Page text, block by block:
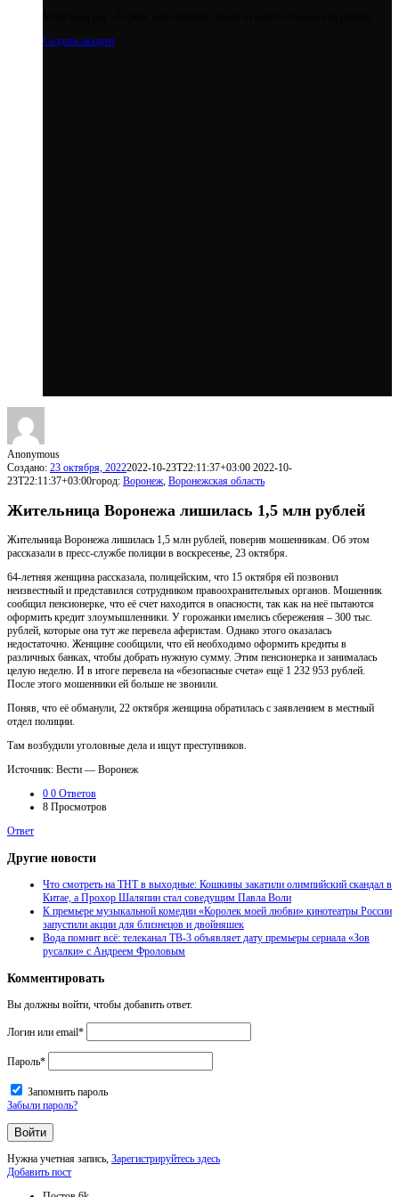
Создать аккаунт
Anonymous
Создано: 23 октября, 20222022-10-23T22:11:37+03:00 2022-10-
23T22:11:37+03:00город: Воронеж, Воронежская область
Жительница Воронежа лишилась 1,5 млн рублей
Жительница Воронежа лишилась 1,5 млн рублей, поверив мошенникам. Об этом
рассказали в пресс-службе полиции в воскресенье, 23 октября.
64-летняя женщина рассказала, полицейским, что 15 октября ей позвонил
неизвестный и представился сотрудником правоохранительных органов. Мошенник
сообщил пенсионерке, что её счет находится в опасности, так как на неё пытаются
оформить кредит злоумышленники. У горожанки имелись сбережения – 300 тыс.
рублей, которые она тут же перевела аферистам. Однако этого оказалась
недостаточно. Женщине сообщили, что ей необходимо оформить кредиты в
различных банках, чтобы добрать нужную сумму. Этим пенсионерка и занималась
целую неделю. И в итоге перевела на «безопасные счета» ещё 1 232 953 рублей.
После этого мошенники ей больше не звонили.
Поняв, что её обманули, 22 октября женщина обратилась с заявлением в местный
отдел полиции.
Там возбудили уголовные дела и ищут преступников.
Источник: Вести — Воронеж
0 0 Ответов
8 Просмотров
Ответ
Другие новости
Что смотреть на ТНТ в выходные: Кошкины закатили олимпийский скандал в
Китае, а Прохор Шаляпин стал соведущим Павла Воли
К премьере музыкальной комедии «Королек моей любви» кинотеатры России
запустили акции для близнецов и двойняшек
Вода помнит всё: телеканал ТВ-3 объявляет дату премьеры сериала «Зов
русалки» с Андреем Фроловым
Комментировать
Вы должны войти, чтобы добавить ответ.
Логин или email*
Пароль*
Запомнить пароль
Забыли пароль?
Нужна учетная запись, Зарегистрируйтесь здесь
Боковая
Добавить пост